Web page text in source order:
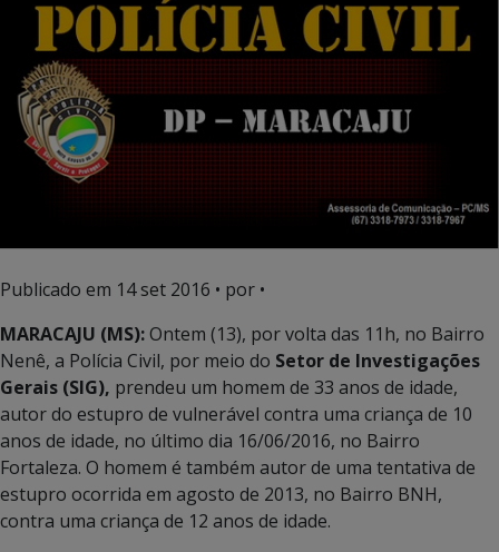
Publicado em 14 set 2016 • por •
MARACAJU (MS):Ontem (13), por volta das 11h, no Bairro
Nenê, a Polícia Civil, por meio do Setor de Investigações
Gerais (SIG), prendeu um homem de 33 anos de idade,
autor do estupro de vulnerável contra uma criança de 10
anos de idade, no último dia 16/06/2016, no Bairro
Fortaleza. O homem é também autor de uma tentativa de
estupro ocorrida em agosto de 2013, no Bairro BNH,
contra uma criança de 12 anos de idade.